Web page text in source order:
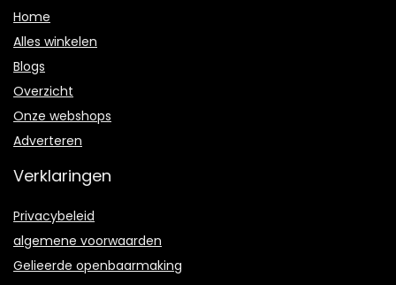
Home
Alles winkelen
Blogs
Overzicht
Onze webshops
Adverteren
Verklaringen
Privacybeleid
algemene voorwaarden
Gelieerde openbaarmaking